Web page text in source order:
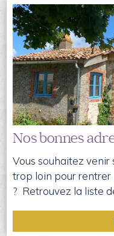
Nos bonnes
Vous souhaitez
trop loin pour rentrer
? Retrouvez la liste